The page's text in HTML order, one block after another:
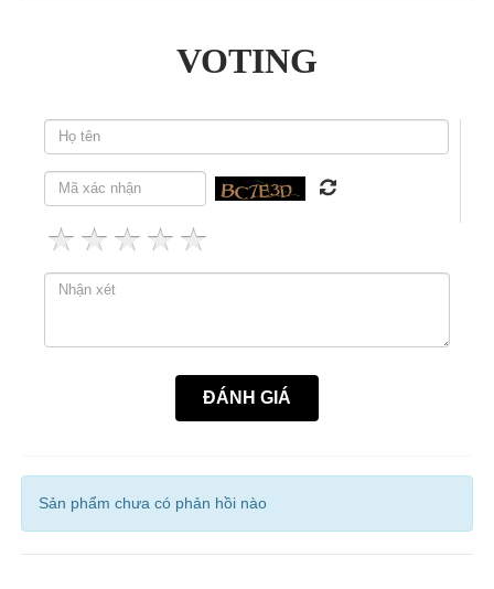
VOTING
Sản phẩm chưa có phản hồi nào